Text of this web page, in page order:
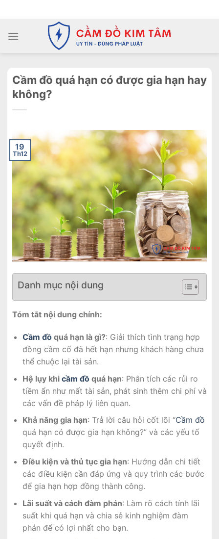
dung
Cầm đồ quá hạn có được gia hạn hay
không?
19
Th12
Danh mục nội dung
Tóm tắt nội dung chính:
Cầm đồquá hạn là gì?: Giải thích tình trạng hợp
đồng cầm cố đã hết hạn nhưng khách hàng chưa
thể chuộc lại tài sản.
Hệ lụy khi cầm đồquá hạn: Phân tích các rủi ro
tiềm ẩn như mất tài sản, phát sinh thêm chi phí và
các vấn đề pháp lý liên quan.
Khả năng gia hạn: Trả lời câu hỏi cốt lõi “Cầm đồ
quá hạn có được gia hạn không?” và các yếu tố
quyết định.
Điều kiện và thủ tục gia hạn: Hướng dẫn chi tiết
các điều kiện cần đáp ứng và quy trình các bước
để gia hạn hợp đồng thành công.
Lãi suất và cách đàm phán: Làm rõ cách tính lãi
suất khi quá hạn và chia sẻ kinh nghiệm đàm
phán để có lợi nhất cho bạn.